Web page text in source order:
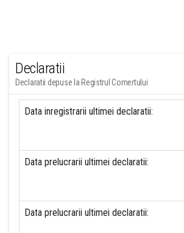
Declaratii
Declaratii depuse la Registrul Comertului
Data inregistrarii ultimei declaratii:
Data prelucrarii ultimei declaratii:
Data prelucrarii ultimei declaratii: